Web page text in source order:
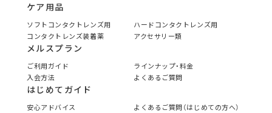
ケア用品
ソフトコンタクトレンズ用
ハードコンタクトレンズ用
コンタクトレンズ装着薬
アクセサリー類
メルスプラン
ご利用ガイド
ラインナップ・料金
入会方法
よくあるご質問
はじめてガイド
安心アドバイス
よくあるご質問（はじめての方へ）